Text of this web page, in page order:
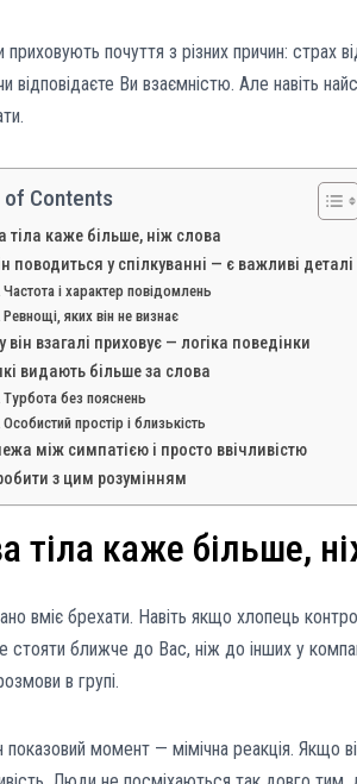
приховують почуття з різних причин: страх
відповідаєте Ви взаємністю. Але навіть
of Contents
тіла каже більше, ніж слова
поводиться у спілкуванні — є важливі деталі
Частота і характер повідомлень
Ревнощі, яких він не визнає
він взагалі приховує — логіка поведінки
видають більше за слова
Турбота без пояснень
Особистий простір і близькість
між симпатією і просто ввічливістю
з цим розумінням
тіла каже більше,
вміє брехати. Навіть якщо хлопець
стояти ближче до Вас, ніж до інших у
в групі.
момент — мімічна реакція. Якщо